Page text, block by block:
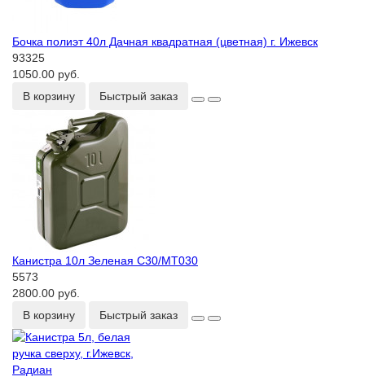
Бочка полиэт 40л Дачная квадратная (цветная) г. Ижевск
93325
1050.00 руб.
В корзину
Быстрый заказ
Канистра 10л Зеленая С30/МТ030
5573
2800.00 руб.
В корзину
Быстрый заказ